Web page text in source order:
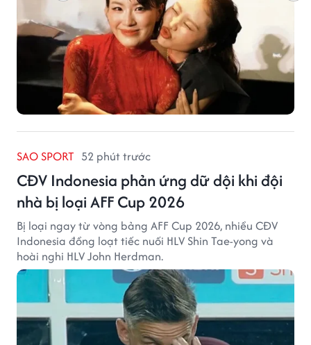
SAO SPORT 52 phút trước
CĐV Indonesia phản ứng dữ dội khi đội
nhà bị loại AFF Cup 2026
Bị loại ngay từ vòng bảng AFF Cup 2026, nhiều CĐV
Indonesia đồng loạt tiếc nuối HLV Shin Tae-yong và
hoài nghi HLV John Herdman.